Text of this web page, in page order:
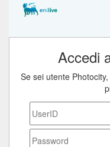
Accedi
Se sei utente